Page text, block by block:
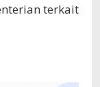
terkait